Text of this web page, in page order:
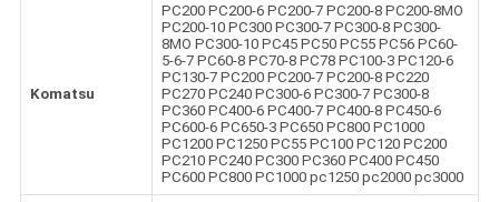
Komatsu
PC200 PC200-6 PC200-7 PC200-8 PC200-8MO
PC200-10 PC300 PC300-7 PC300-8 PC300-
8MO PC300-10 PC45 PC50 PC55 PC56 PC60-
5-6-7 PC60-8 PC70-8 PC78 PC100-3 PC120-6
PC130-7 PC200 PC200-7 PC200-8 PC220
PC270 PC240 PC300-6 PC300-7 PC300-8
PC360 PC400-6 PC400-7 PC400-8 PC450-6
PC600-6 PC650-3 PC650 PC800 PC1000
PC1200 PC1250 PC55 PC100 PC120 PC200
PC210 PC240 PC300 PC360 PC400 PC450
PC600 PC800 PC1000 pc1250 pc2000 pc3000